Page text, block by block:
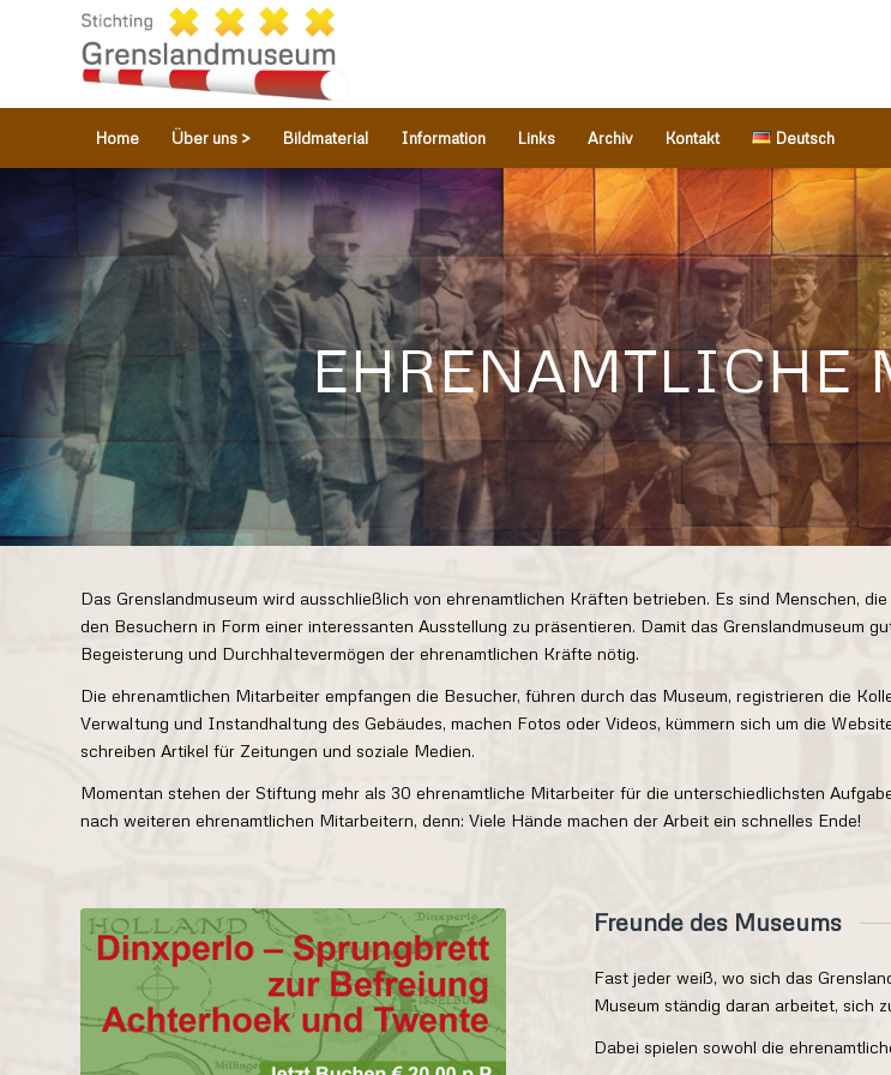
Home Über uns > Bildmaterial Information Links Archiv Kontakt Deutsch
EHRENAMTLICHE
Das Grenslandmuseum wird ausschließlich von ehrenamtlichen Kräften betrieben. Es sind Menschen,
den Besuchern in Form einer interessanten Ausstellung zu präsentieren. Damit das Grenslandmuseum
Begeisterung und Durchhaltevermögen der ehrenamtlichen Kräfte nötig.
Die ehrenamtlichen Mitarbeiter empfangen die Besucher, führen durch das Museum, registrieren die
Verwaltung und Instandhaltung des Gebäudes, machen Fotos oder Videos, kümmern sich um die
schreiben Artikel für Zeitungen und soziale Medien.
Momentan stehen der Stiftung mehr als 30 ehrenamtliche Mitarbeiter für die unterschiedlichsten
nach weiteren ehrenamtlichen Mitarbeitern, denn: Viele Hände machen der Arbeit ein schnelles Ende!
Freunde des Museums
Fast jeder weiß, wo sich das
Museum ständig daran arbeitet, sich
Dabei spielen sowohl die